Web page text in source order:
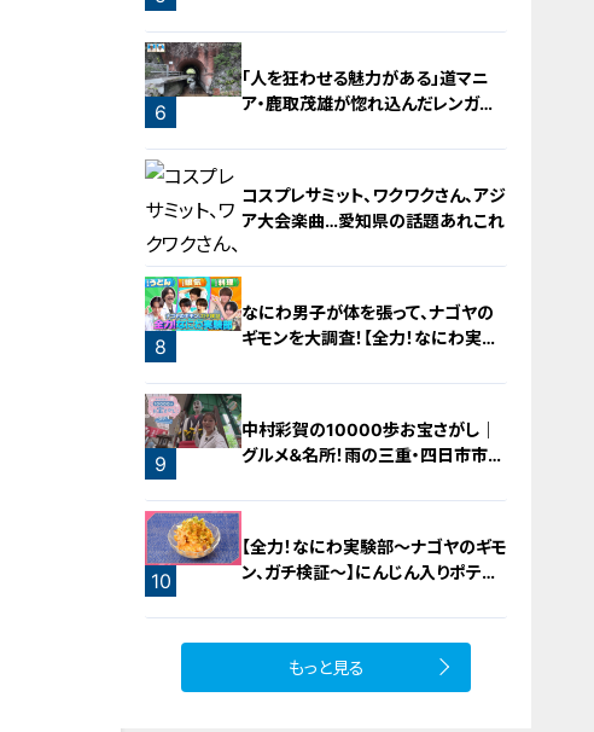
6
「人を狂わせる魅力がある」道マニ
ア・鹿取茂雄が惚れ込んだレンガの
7
コスプレサミット、ワクワクさん、アジ
ア大会楽曲…愛知県の話題あれこれ
8
なにわ男子が体を張って、ナゴヤの
ギモンを大調査！【全力！なにわ実験
9
中村彩賀の10000歩お宝さがし｜
グルメ＆名所！雨の三重・四日市市で
10
【全力！なにわ実験部～ナゴヤのギモ
ン、ガチ検証～】にんじん入りポテト
もっと見る